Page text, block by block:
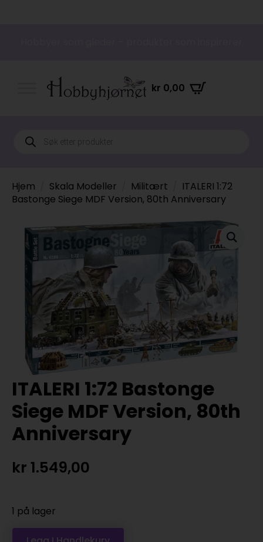
kr 0,00
Products
search
Hjem Skala Modeller Militært
ITALERI 1:72
Bastonge Siege MDF Version, 80th Anniversary
ITALERI 1:72 Bastonge
Siege MDF Version, 80th
Anniversary
kr 1.549,00
1 på lager